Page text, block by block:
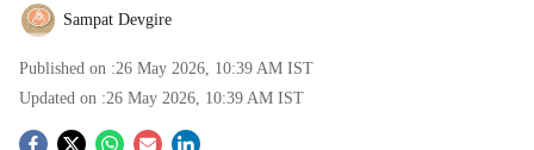
Sampat Devgire
Published on :26 May 2026, 10:39 AM IST
Updated on :26 May 2026, 10:39 AM IST